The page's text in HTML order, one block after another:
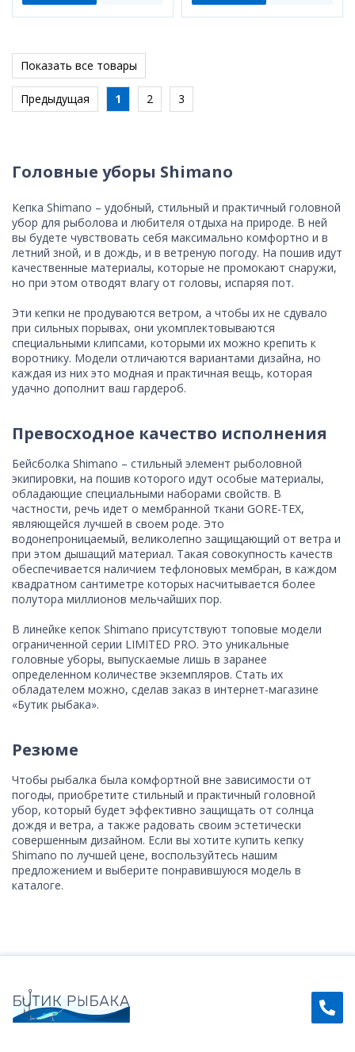
Показать все товары
Предыдущая 1 2 3
Головные уборы Shimano
Кепка Shimano – удобный, стильный и практичный головной
убор для рыболова и любителя отдыха на природе. В ней
вы будете чувствовать себя максимально комфортно и в
летний зной, и в дождь, и в ветреную погоду. На пошив идут
качественные материалы, которые не промокают снаружи,
но при этом отводят влагу от головы, испаряя пот.
Эти кепки не продуваются ветром, а чтобы их не сдувало
при сильных порывах, они укомплектовываются
специальными клипсами, которыми их можно крепить к
воротнику. Модели отличаются вариантами дизайна, но
каждая из них это модная и практичная вещь, которая
удачно дополнит ваш гардероб.
Превосходное качество исполнения
Бейсболка Shimano – стильный элемент рыболовной
экипировки, на пошив которого идут особые материалы,
обладающие специальными наборами свойств. В
частности, речь идет о мембранной ткани GORE-TEX,
являющейся лучшей в своем роде. Это
водонепроницаемый, великолепно защищающий от ветра и
при этом дышащий материал. Такая совокупность качеств
обеспечивается наличием тефлоновых мембран, в каждом
квадратном сантиметре которых насчитывается более
полутора миллионов мельчайших пор.
В линейке кепок Shimano присутствуют топовые модели
ограниченной серии LIMITED PRO. Это уникальные
головные уборы, выпускаемые лишь в заранее
определенном количестве экземпляров. Стать их
обладателем можно, сделав заказ в интернет-магазине
«Бутик рыбака».
Резюме
Чтобы рыбалка была комфортной вне зависимости от
погоды, приобретите стильный и практичный головной
убор, который будет эффективно защищать от солнца
дождя и ветра, а также радовать своим эстетически
совершенным дизайном. Если вы хотите купить кепку
Shimano по лучшей цене, воспользуйтесь нашим
предложением и выберите понравившуюся модель в
каталоге.